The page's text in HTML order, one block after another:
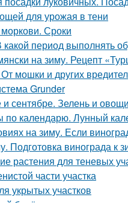
для урожая в тени
Сроки
период выполнять
на зиму. Рецепт
мошки и других
Grunder
и сентябре. Зелень и овощи
по календарю. Лунный
на зиму. Если
Подготовка винограда к
растения для теневых
части участка
укрытых участков